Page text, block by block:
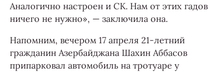
Аналогично настроен и СК. Нам от этих гадов
ничего не нужно», — заключила она.
Напомним, вечером 17 апреля 21-летний
гражданин Азербайджана Шахин Аббасов
припарковал автомобиль на тротуаре у